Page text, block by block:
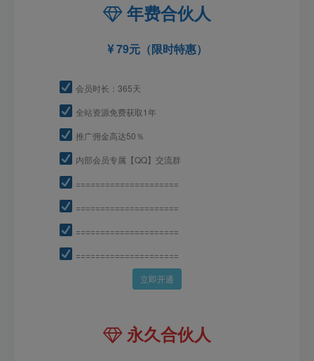
年费合伙人
79元（限时特惠）
会员时长：365天
全站资源免费获取1年
推广佣金高达50％
内部会员专属【QQ】交流群
=====================
=====================
=====================
=====================
立即开通
永久合伙人